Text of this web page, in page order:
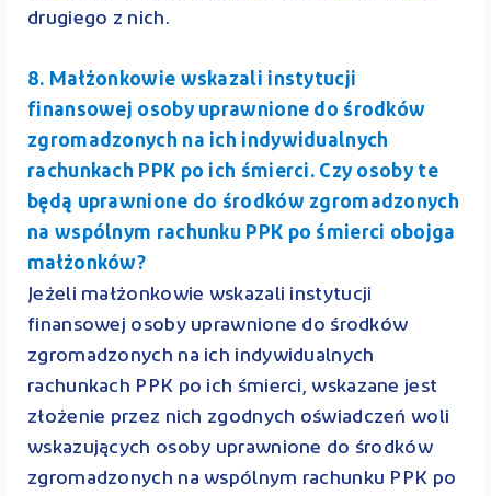
drugiego z nich.
8. Małżonkowie wskazali instytucji
finansowej osoby uprawnione do środków
zgromadzonych na ich indywidualnych
rachunkach PPK po ich śmierci. Czy osoby te
będą uprawnione do środków zgromadzonych
na wspólnym rachunku PPK po śmierci obojga
małżonków?
Jeżeli małżonkowie wskazali instytucji
finansowej osoby uprawnione do środków
zgromadzonych na ich indywidualnych
rachunkach PPK po ich śmierci, wskazane jest
złożenie przez nich zgodnych oświadczeń woli
wskazujących osoby uprawnione do środków
zgromadzonych na wspólnym rachunku PPK po